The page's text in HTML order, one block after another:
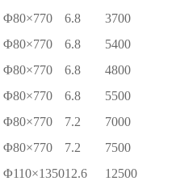
Φ80×770 6.8
3700
Φ80×770 6.8
5400
Φ80×770 6.8
4800
Φ80×770 6.8
5500
Φ80×770 7.2
7000
Φ80×770 7.2
7500
Φ110×135012.6
12500